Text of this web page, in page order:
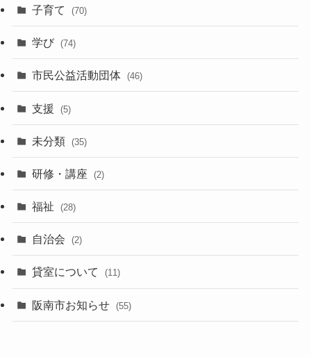
子育て (70)
学び (74)
市民公益活動団体 (46)
支援 (5)
未分類 (35)
研修・講座 (2)
福祉 (28)
自治会 (2)
貸室について (11)
阪南市お知らせ (55)